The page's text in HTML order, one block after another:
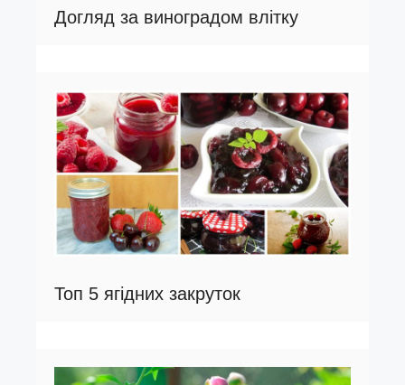
Догляд за виноградом влітку
Топ 5 ягідних закруток